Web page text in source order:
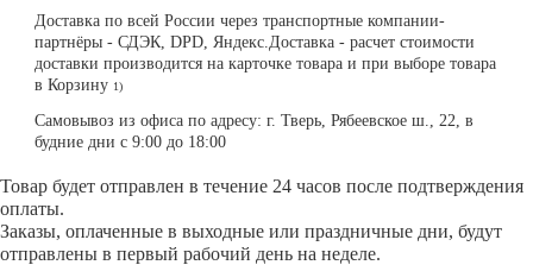
Доставка по всей России через транспортные компании-
партнёры - СДЭК, DPD, Яндекс.Доставка - расчет стоимости
доставки производится на карточке товара и при выборе товара
в Корзину 1)
Самовывоз из офиса по адресу: г. Тверь, Рябеевское ш., 22, в
будние дни с 9:00 до 18:00
Товар будет отправлен в течение 24 часов после подтверждения
оплаты.
Заказы, оплаченные в выходные или праздничные дни, будут
отправлены в первый рабочий день на неделе.